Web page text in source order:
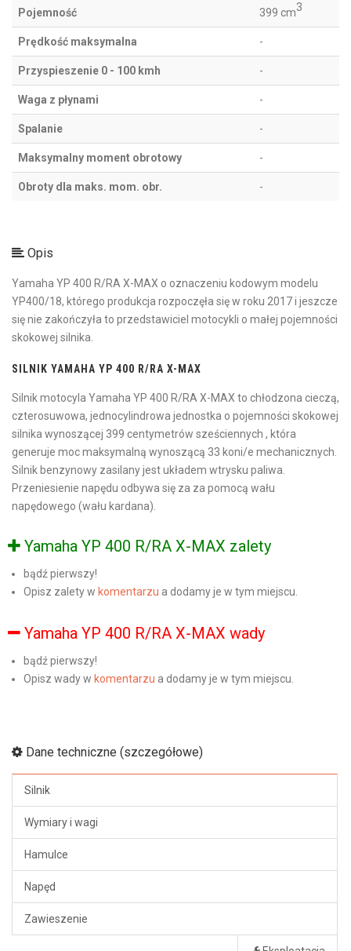
Pojemność 399 cm3
Prędkość maksymalna -
Przyspieszenie 0 - 100 kmh -
Waga z płynami -
Spalanie -
Maksymalny moment obrotowy -
Obroty dla maks. mom. obr. -
Opis
Yamaha YP 400 R/RA X-MAX o oznaczeniu kodowym modelu
YP400/18, którego produkcja rozpoczęła się w roku 2017 i jeszcze
się nie zakończyła to przedstawiciel motocykli o małej pojemności
skokowej silnika.
SILNIK YAMAHA YP 400 R/RA X-MAX
Silnik motocyla Yamaha YP 400 R/RA X-MAX to chłodzona cieczą,
czterosuwowa, jednocylindrowa jednostka o pojemności skokowej
silnika wynoszącej 399 centymetrów sześciennych , która
generuje moc maksymalną wynoszącą 33 koni/e mechanicznych.
Silnik benzynowy zasilany jest układem wtrysku paliwa.
Przeniesienie napędu odbywa się za za pomocą wału
napędowego (wału kardana).
Yamaha YP 400 R/RA X-MAX zalety
bądź pierwszy!
Opisz zalety w komentarzu a dodamy je w tym miejscu.
Yamaha YP 400 R/RA X-MAX wady
bądź pierwszy!
Opisz wady w komentarzu a dodamy je w tym miejscu.
Dane techniczne (szczegółowe)
Silnik
Wymiary i wagi
Hamulce
Napęd
Zawieszenie